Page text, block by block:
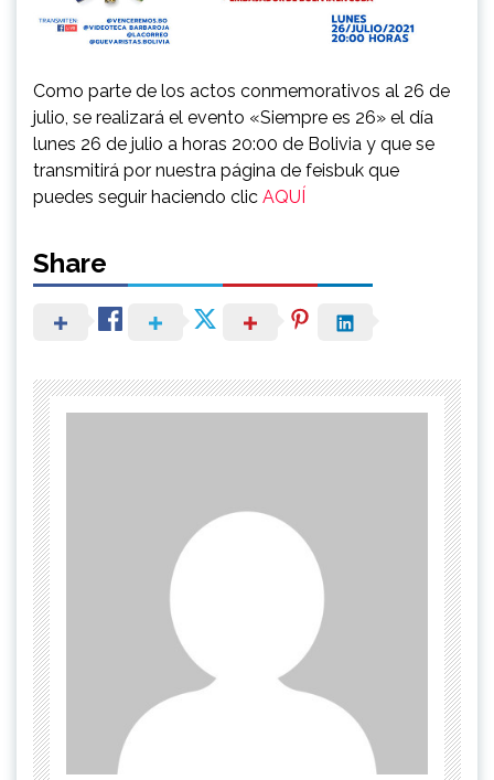
Como parte de los actos conmemorativos al 26 de
julio, se realizará el evento «Siempre es 26» el día
lunes 26 de julio a horas 20:00 de Bolivia y que se
transmitirá por nuestra página de feisbuk que
puedes seguir haciendo clic AQUÍ
Share